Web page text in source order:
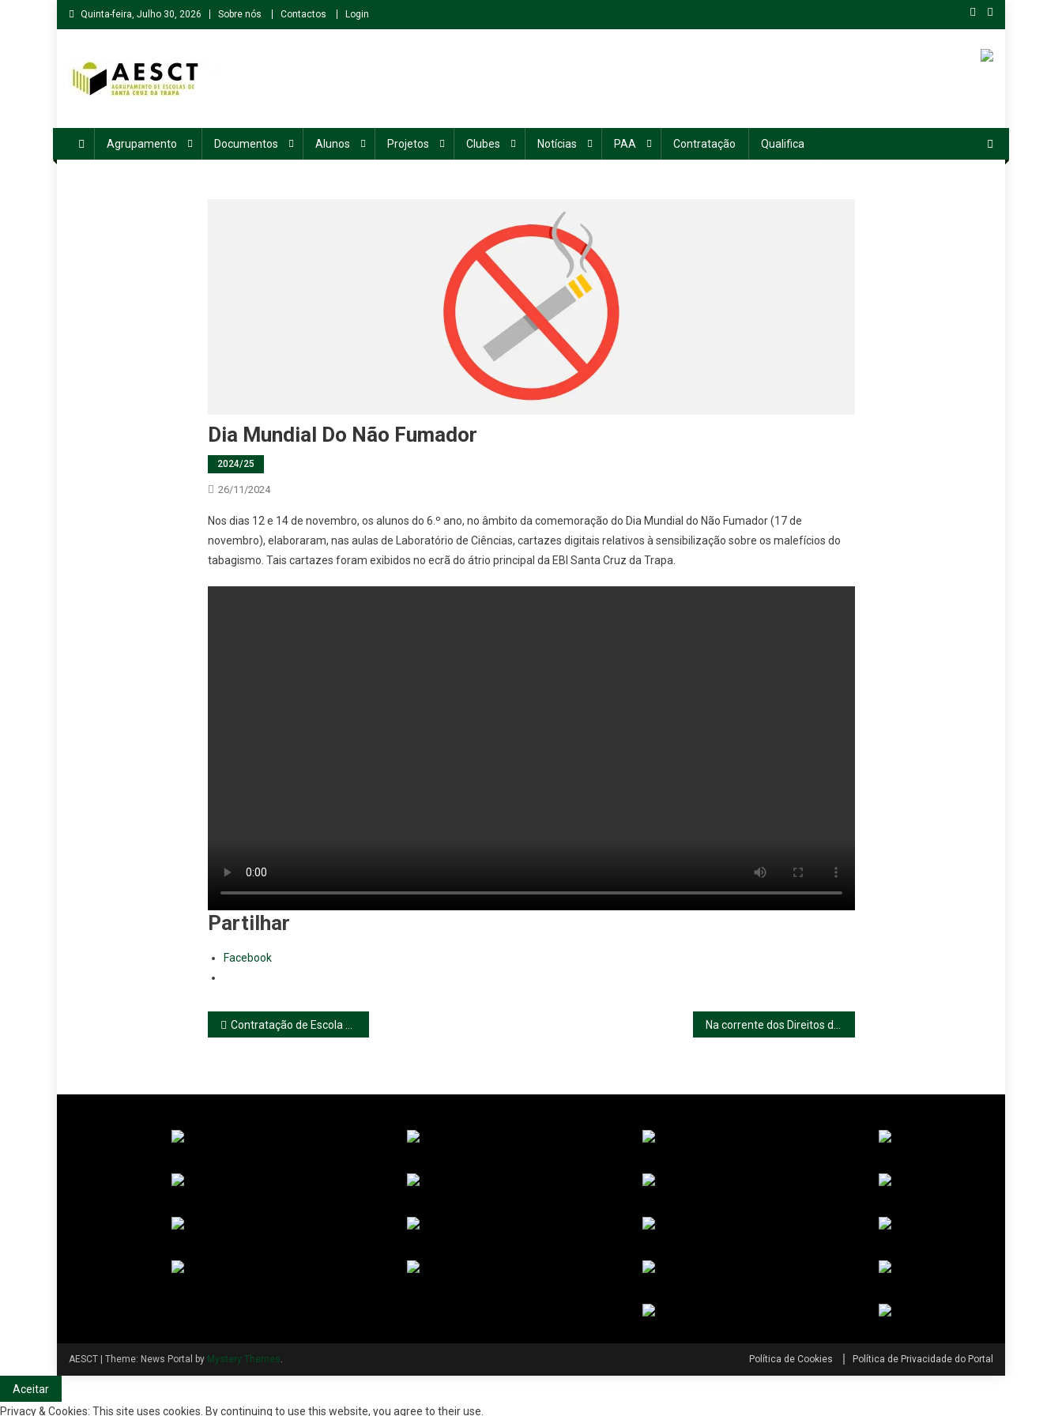
Skip
to
Quinta-feira, Julho 30, 2026 Sobre nós Contactos Login
Agrupamento Documentos Alunos Projetos Clubes Notícias PAA Contratação Qualifica
Dia Mundial Do Não Fumador
2024/25
26/11/2024
Nos dias 12 e 14 de novembro, os alunos do 6.º ano, no âmbito da comemoração do Dia Mundial do Não Fumador (17 de
novembro), elaboraram, nas aulas de Laboratório de Ciências, cartazes digitais relativos à sensibilização sobre os malefícios do
tabagismo. Tais cartazes foram exibidos no ecrã do átrio principal da EBI Santa Cruz da Trapa.
Partilhar
Facebook
Navegação
artigos
Contratação de Escola – Docente Gr. 910
AESCT | Theme: News Portal by Mystery Themes Política de Cookies Política de Privacidade do Portal
Privacy & Cookies: This site uses cookies. By continuing to use this website, you agree to their use.